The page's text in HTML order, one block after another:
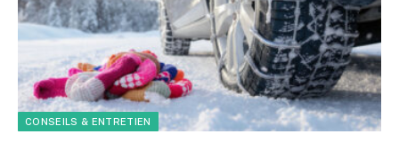
CONSEILS & ENTRETIEN